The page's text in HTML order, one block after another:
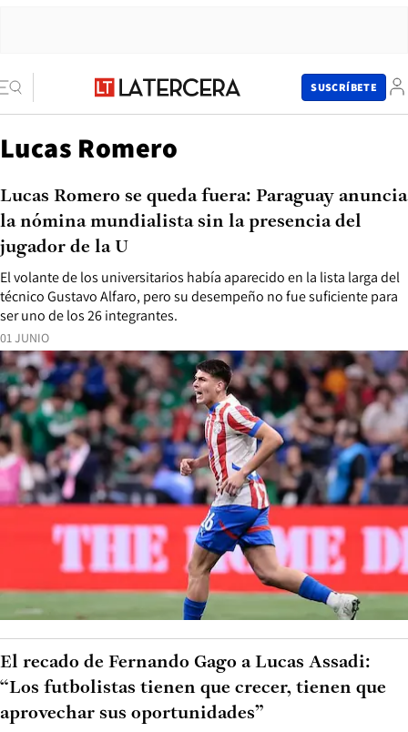
SUSCRÍBETE
Lucas Romero
01 JUNIO
El volante de los universitarios había aparecido en la lista larga del
técnico Gustavo Alfaro, pero su desempeño no fue suficiente para
ser uno de los 26 integrantes.
Lucas Romero se queda fuera: Paraguay anuncia
la nómina mundialista sin la presencia del
jugador de la U
El recado de Fernando Gago a Lucas Assadi:
“Los futbolistas tienen que crecer, tienen que
aprovechar sus oportunidades”